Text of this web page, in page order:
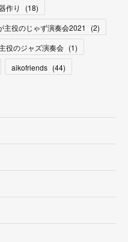
作り (18)
主役のじゃず演奏会2021 (2)
役のジャズ演奏会 (1)
aikofriends (44)